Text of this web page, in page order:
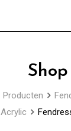
Shop
Producten
Acrylic